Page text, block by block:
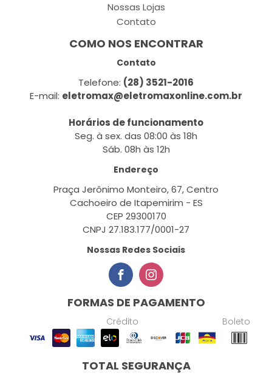
Nossas Lojas
Contato
COMO NOS ENCONTRAR
Contato
Telefone: (28) 3521-2016
E-mail: eletromax@eletromaxonline.com.br
Horários de funcionamento
Seg. à sex. das 08:00 às 18h
Sáb. 08h às 12h
Endereço
Praça Jerônimo Monteiro, 67, Centro
Cachoeiro de Itapemirim - ES
CEP 29300170
CNPJ 27.183.177/0001-27
Nossas Redes Sociais
FORMAS DE PAGAMENTO
Crédito Boleto
TOTAL SEGURANÇA